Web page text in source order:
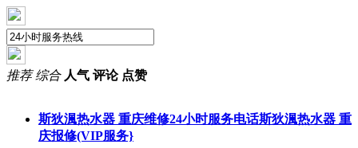
推荐 综合 人气 评论 点赞
斯狄渢热水器 重庆维修24小时服务电话斯狄渢热水器 重
庆报修(VIP服务}